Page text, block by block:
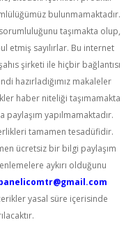
bulunmamaktadır.
taşımakta olup,
etmiş sayılırlar. Bu internet
şirketi ile hiçbir bağlantısı
hazırladığımız makaleler
haber niteliği taşımamakta
paylaşım yapılmamaktadır.
tamamen tesadüfidir.
ücretsiz bir bilgi paylaşım
aykırı olduğunu
yasal süre içerisinde